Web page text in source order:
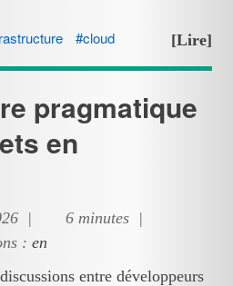
[Lire]
cloud
pragmatique
en
|
6 minutes |
:en
entre développeurs